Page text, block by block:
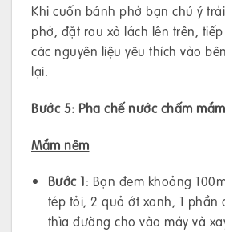
Khi cuốn bánh phở bạn chú ý
phở, đặt rau xà lách lên trên,
các nguyên liệu yêu thích vào
lại.
Bước 5: Pha chế nước chấm
Mắm nêm
Bước 1: Bạn đem khoảng
tép tỏi, 2 quả ớt xanh, 1 phần
thìa đường cho vào máy và